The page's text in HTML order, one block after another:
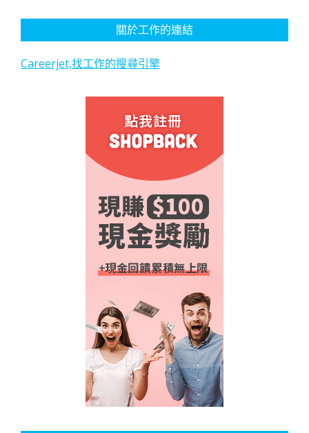
關於工作的連結
Careerjet,找工作的搜尋引擎